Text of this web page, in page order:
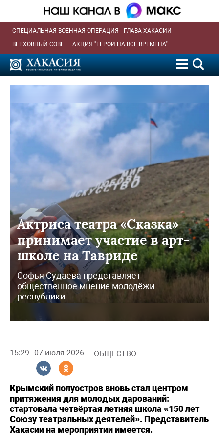
СПЕЦИАЛЬНАЯ ВОЕННАЯ ОПЕРАЦИЯ
ГЛАВА ХАКАСИИ
ВЕРХОВНЫЙ СОВЕТ
АКЦИЯ "ГЕРОИ НА ВСЕ ВРЕМЕНА"
Актриса театра «Сказка»
принимает участие в арт-
школе на Тавриде
Софья Судаева представляет
общественное мнение молодёжи
республики
15:29 07 июля 2026 ОБЩЕСТВО
Крымский полуостров вновь стал центром
притяжения для молодых дарований:
стартовала четвёртая летняя школа «150 лет
Союзу театральных деятелей». Представитель
Хакасии на мероприятии имеется.